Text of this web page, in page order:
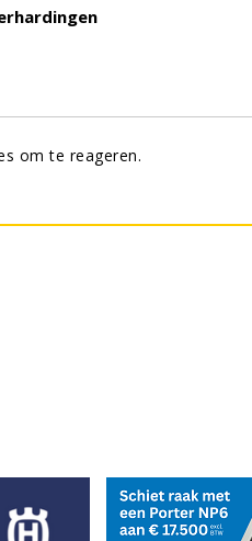
om te reageren.